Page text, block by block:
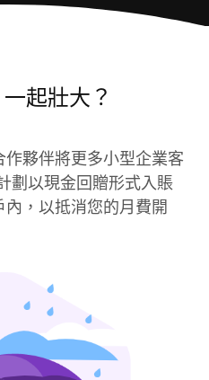
起壯大？
夥伴將更多小型企業客
劃以現金回贈形式入賬
，以抵消您的月費開